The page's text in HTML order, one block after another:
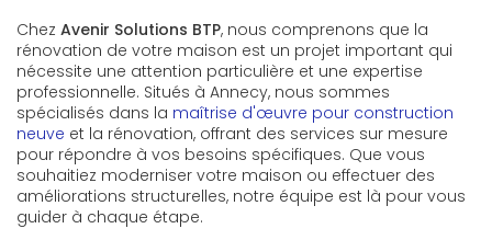
Chez Avenir Solutions BTP, nous comprenons que la
rénovation de votre maison est un projet important qui
nécessite une attention particulière et une expertise
professionnelle. Situés à Annecy, nous sommes
spécialisés dans la maîtrise d'œuvre pour construction
neuve et la rénovation, offrant des services sur mesure
pour répondre à vos besoins spécifiques. Que vous
souhaitiez moderniser votre maison ou effectuer des
améliorations structurelles, notre équipe est là pour vous
guider à chaque étape.